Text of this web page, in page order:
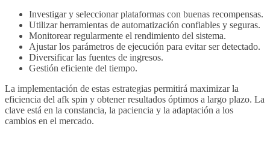
Investigar y seleccionar plataformas con buenas recompensas.
Utilizar herramientas de automatización confiables y seguras.
Monitorear regularmente el rendimiento del sistema.
Ajustar los parámetros de ejecución para evitar ser detectado.
Diversificar las fuentes de ingresos.
Gestión eficiente del tiempo.
La implementación de estas estrategias permitirá maximizar la
eficiencia del afk spin y obtener resultados óptimos a largo plazo. La
clave está en la constancia, la paciencia y la adaptación a los
cambios en el mercado.